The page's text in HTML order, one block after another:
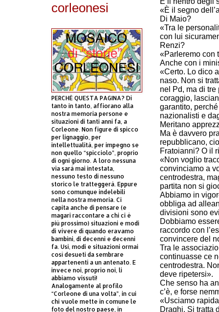
«È il segno
Di Maio?
«Tra le
con lui
Renzi?
«Parleremo con
Anche con i
«Certo. Lo dico
naso. Non si
nel Pd, ma di
coraggio,
garantito,
nazionalisti e
Meritano
Ma è davvero
repubblicano,
Fratoianni? O il
«Non voglio
convinciamo a
centrodestra,
partita non si
Abbiamo in
obbliga ad
divisioni sono
Dobbiamo
raccordo con
convincere del
Tra le
continuasse ce
centrodestra.
deve ripetersi».
Che senso ha
c’è, e forse
«Usciamo
Draghi. Si tratta
corleonesi
PERCHÈ QUESTA PAGINA? Di
tanto in tanto, affiorano alla
nostra memoria persone e
situazioni di tanti anni fa, a
Corleone. Non figure di spicco
per lignaggio, per
intellettualità, per impegno se
non quello “spicciolo”, proprio
di ogni giorno. A loro nessuna
via sarà mai intestata,
nessuno testo di nessuno
storico le tratteggerà. Eppure
sono comunque indelebili
nella nostra memoria. Ci
capita anche di pensare (e
magari raccontare a chi ci è
più prossimo) situazioni e modi
di vivere di quando eravamo
bambini, di decenni e decenni
fa. Usi, modi e situazioni ormai
così desueti da sembrare
appartenenti a un antenato. E
invece noi, proprio noi, li
abbiamo vissuti!
Analogamente al profilo
“Corleone di una volta”, in cui
chi vuole mette in comune le
foto del nostro paese, in